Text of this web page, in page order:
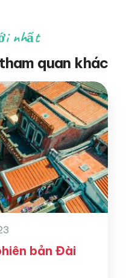
nhất
quan khác
bản Đài